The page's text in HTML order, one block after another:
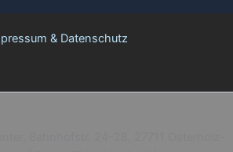
& Datenschutz